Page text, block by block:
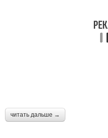
читать дальше →